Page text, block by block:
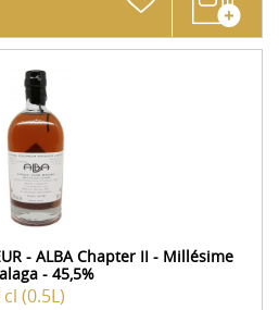
- ALBA Chapter II - Millésime
- 45,5%
cl (0.5L)